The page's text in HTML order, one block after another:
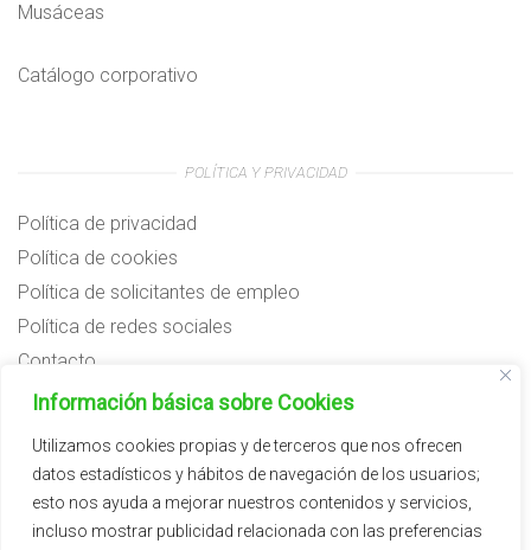
Información básica sobre Cookies
Utilizamos cookies propias y de terceros que nos ofrecen
datos estadísticos y hábitos de navegación de los usuarios;
esto nos ayuda a mejorar nuestros contenidos y servicios,
incluso mostrar publicidad relacionada con las preferencias
Musáceas
Catálogo corporativo
POLÍTICA Y PRIVACIDAD
Política de privacidad
Política de cookies
Política de solicitantes de empleo
Política de redes sociales
Contacto
Preguntas frecuentes
Subvenciones